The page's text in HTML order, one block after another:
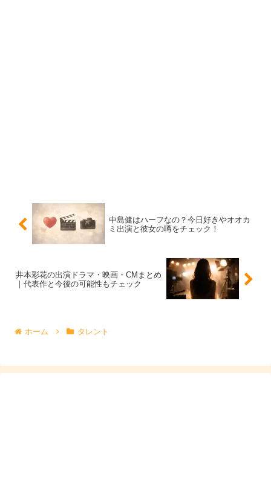
ても、土台の強さ がじわっと効いてくる要素です。
中島健はハーフなの？今日好きやオオカ
ミ出演と彼女の噂をチェック！
井本彩花の出演ドラマ・映画・CMまとめ
｜代表作と今後の可能性もチェック
ホーム タレント